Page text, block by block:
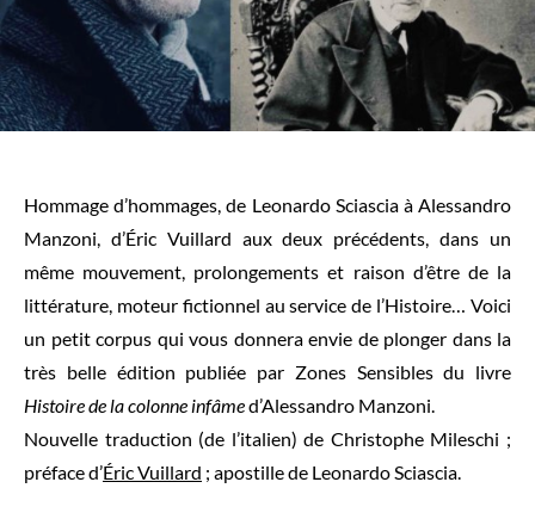
Hommage d’hommages, de Leonardo Sciascia à Alessandro
Manzoni, d’Éric Vuillard aux deux précédents, dans un
même mouvement, prolongements et raison d’être de la
littérature, moteur fictionnel au service de l’Histoire… Voici
un petit corpus qui vous donnera envie de plonger dans la
très belle édition publiée par Zones Sensibles du livre
Histoire de la colonne infâmed’Alessandro Manzoni.
Nouvelle traduction (de l’italien) de Christophe Mileschi ;
préface d’Éric Vuillard ; apostille de Leonardo Sciascia.